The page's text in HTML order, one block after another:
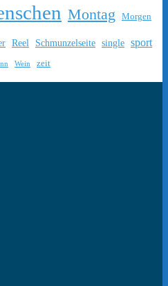
Montag Morgen
Reel Schmunzelseite single sport
Wein zeit